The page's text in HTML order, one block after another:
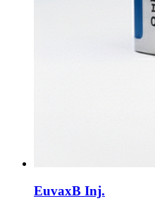
EuvaxB Inj.